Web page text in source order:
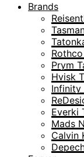
Brands
Prym
Hvisk
Infinity
Everki
Mads
Calvin